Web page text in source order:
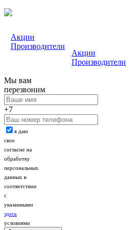
Акции
Производители
Акции
Производители
Мы вам
перезвоним
+7
я даю
свое
согласие на
обработку
персональных
данных в
соответствии
с
указанными
здесь
условиями